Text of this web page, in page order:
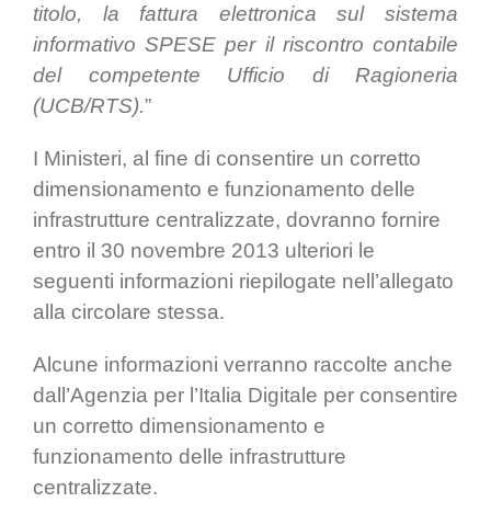
titolo, la fattura elettronica sul sistema
informativo SPESE per il riscontro contabile
del competente Ufficio di Ragioneria
(UCB/RTS).”
I Ministeri, al fine di consentire un corretto
dimensionamento e funzionamento delle
infrastrutture centralizzate, dovranno fornire
entro il 30 novembre 2013 ulteriori le
seguenti informazioni riepilogate nell’allegato
alla circolare stessa.
Alcune informazioni verranno raccolte anche
dall’Agenzia per l’Italia Digitale per consentire
un corretto dimensionamento e
funzionamento delle infrastrutture
centralizzate.